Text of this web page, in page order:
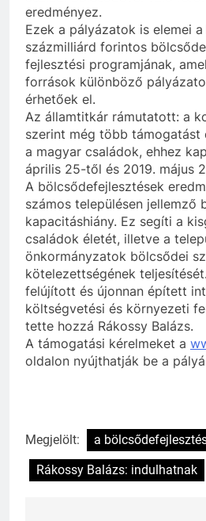
eredményez.
Ezek a pályázatok is elemei
százmilliárd forintos
fejlesztési programjának,
források különböző
érhetőek el.
Az államtitkár rámutatott: a
szerint még több támogatást
a magyar családok, ehhez
április 25-től és 2019. május
A bölcsődefejlesztések
számos településen jellemző
kapacitáshiány. Ez segíti a
családok életét, illetve a
önkormányzatok bölcsődei
kötelezettségének
felújított és újonnan épített
költségvetési és környezeti
tette hozzá Rákossy Balázs.
A támogatási kérelmeket a
oldalon nyújthatják be a
Megjelölt:
a
Rákossy Balázs: indulhatnak